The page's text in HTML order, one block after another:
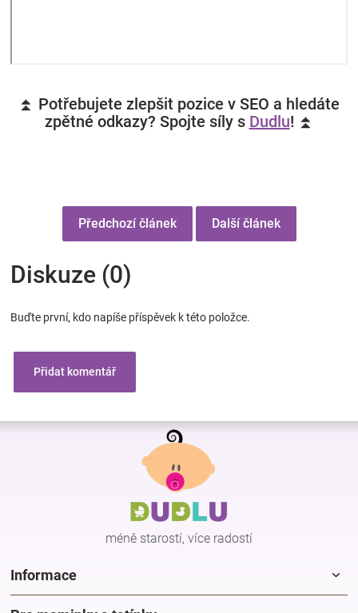
⏫ Potřebujete zlepšit pozice v SEO a hledáte
zpětné odkazy? Spojte síly s Dudlu! ⏫
Předchozí článek Další článek
Diskuze (0)
Buďte první, kdo napíše příspěvek k této položce.
Přidat komentář
Z
méně starostí, více radostí
Informace